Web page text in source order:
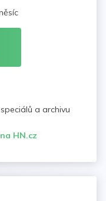
a archivu
HN.cz